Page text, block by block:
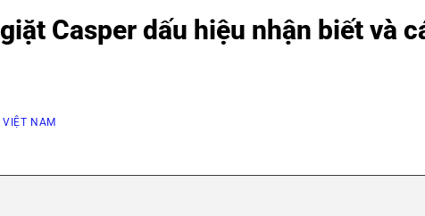
Casper dấu hiệu nhận biết và
NAM